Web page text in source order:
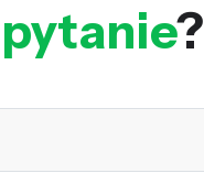
pytanie?